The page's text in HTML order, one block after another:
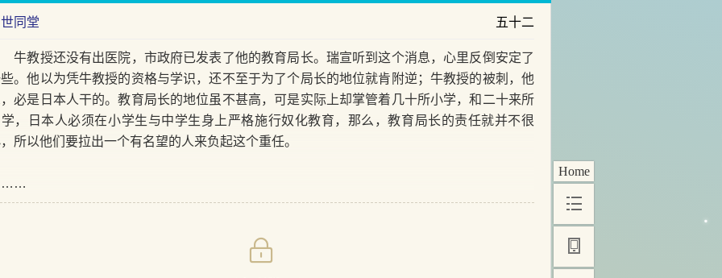
Home
同堂 五十二
授还没有出医院，市政府已发表了他的教育局长。瑞宣听到这个消息，心里反倒安定了
。他以为凭牛教授的资格与学识，还不至于为了个局长的地位就肯附逆；牛教授的被刺，他
必是日本人干的。教育局长的地位虽不甚高，可是实际上却掌管着几十所小学，和二十来所
，日本人必须在小学生与中学生身上严格施行奴化教育，那么，教育局长的责任就并不很
所以他们要拉出一个有名望的人来负起这个重任。